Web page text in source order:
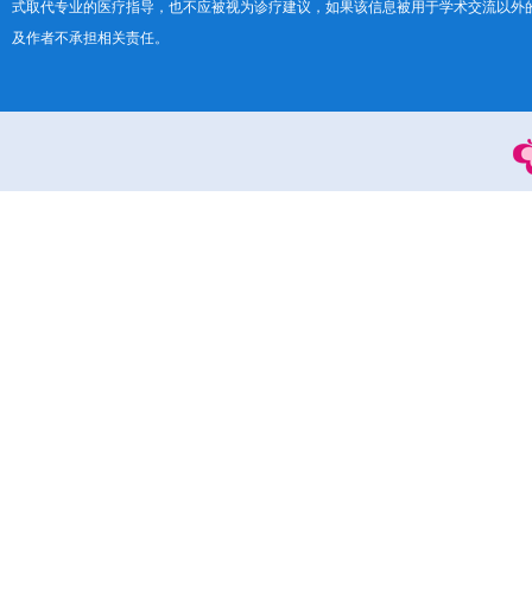
式取代专业的医疗指导，也不应被视为诊疗建议，如果该信息被用于学术交流以外
及作者不承担相关责任。